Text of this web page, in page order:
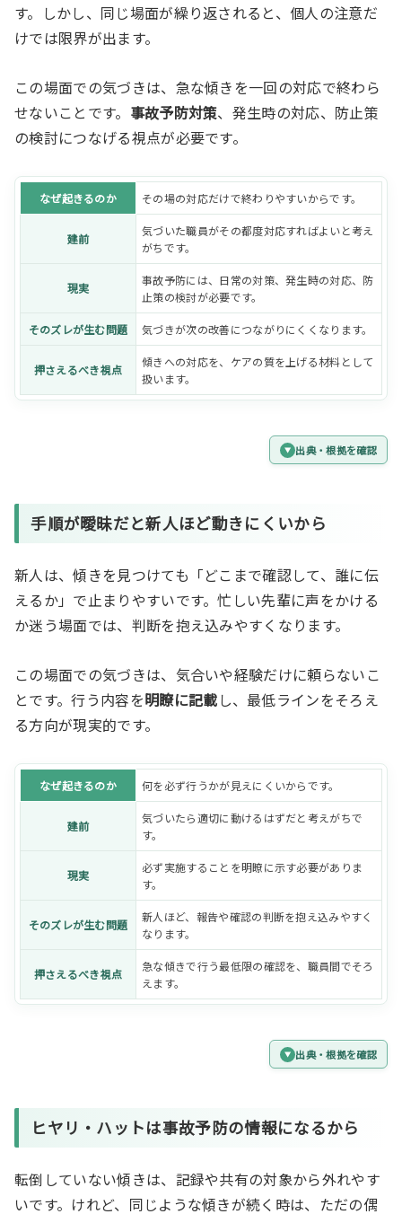
す。しかし、同じ場面が繰り返されると、個人の注意だ
けでは限界が出ます。
この場面での気づきは、急な傾きを一回の対応で終わら
せないことです。 事故予防対策、発生時の対応、防止策
の検討につなげる視点が必要です。
なぜ起きるのか その場の対応だけで終わりやすいからです。
建前
気づいた職員がその都度対応すればよいと考え
がちです。
現実
事故予防には、日常の対策、発生時の対応、防
止策の検討が必要です。
そのズレが生む問題 気づきが次の改善につながりにくくなります。
押さえるべき視点
傾きへの対応を、ケアの質を上げる材料として
扱います。
出典・根拠を確認
手順が曖昧だと新人ほど動きにくいから
新人は、傾きを見つけても「どこまで確認して、誰に伝
えるか」で止まりやすいです。忙しい先輩に声をかける
か迷う場面では、判断を抱え込みやすくなります。
この場面での気づきは、気合いや経験だけに頼らないこ
とです。行う内容を明瞭に記載し、最低ラインをそろえ
る方向が現実的です。
なぜ起きるのか 何を必ず行うかが見えにくいからです。
建前
気づいたら適切に動けるはずだと考えがちで
す。
現実
必ず実施することを明瞭に示す必要がありま
す。
そのズレが生む問題
新人ほど、報告や確認の判断を抱え込みやすく
なります。
押さえるべき視点
急な傾きで行う最低限の確認を、職員間でそろ
えます。
出典・根拠を確認
ヒヤリ・ハットは事故予防の情報になるから
転倒していない傾きは、記録や共有の対象から外れやす
いです。けれど、同じような傾きが続く時は、ただの偶